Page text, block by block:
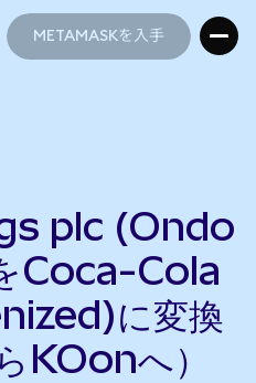
METAMASKを入手
plc (Ondo
Coca-Cola
に変換
KOonへ）